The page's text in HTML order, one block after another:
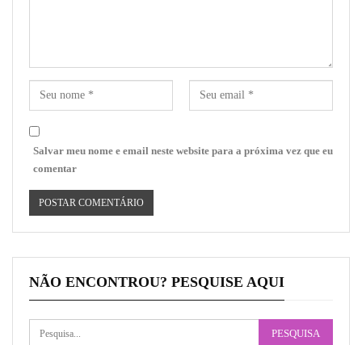
Salvar meu nome e email neste website para a próxima vez que eu
comentar
NÃO ENCONTROU? PESQUISE AQUI